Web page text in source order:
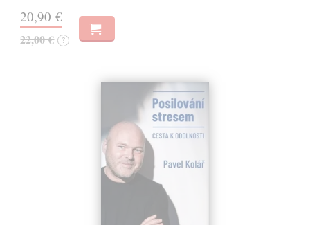
20,90 €
22,00 € ?